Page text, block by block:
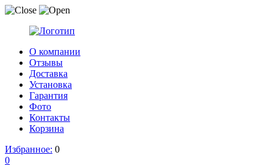
О компании
Отзывы
Доставка
Установка
Гарантия
Фото
Контакты
Корзина
Избранное: 0
0